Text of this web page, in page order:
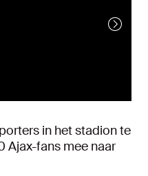
in het stadion te
Ajax-fans mee naar